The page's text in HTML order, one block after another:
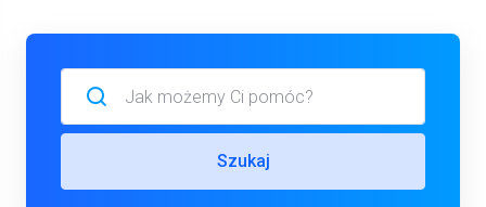
Szukaj